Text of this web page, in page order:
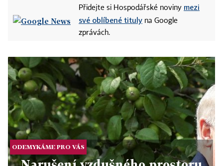
Přidejte si Hospodářské noviny mezi
své oblíbené tituly na Google
zprávách.
ODEMYKÁME PRO VÁS